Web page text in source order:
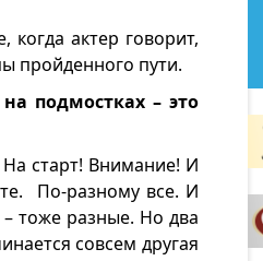
актер говорит,
пройденного пути.
подмостках – это
старт! Внимание! И
По-разному все. И
– тоже разные. Но два
совсем другая